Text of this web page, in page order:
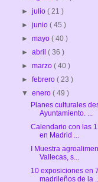
►julio( 21 )
►junio( 45 )
►mayo( 40 )
►abril( 36 )
►marzo( 40 )
►febrero( 23 )
▼enero( 49 )
Planes culturales
Ayuntamiento. ...
Calendario con las
en Madrid ...
I Muestra
Vallecas, s...
10 exposiciones en
madrileños de la